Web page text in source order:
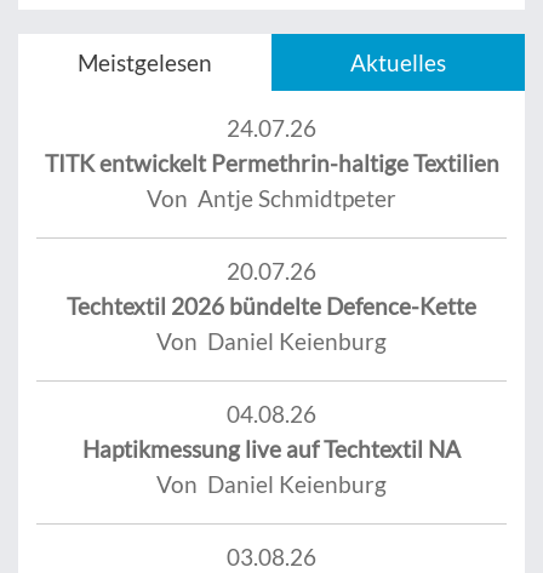
Meistgelesen Aktuelles
24.07.26
TITK entwickelt Permethrin-haltige Textilien
Von Antje Schmidtpeter
20.07.26
Techtextil 2026 bündelte Defence-Kette
Von Daniel Keienburg
04.08.26
Haptikmessung live auf Techtextil NA
Von Daniel Keienburg
03.08.26